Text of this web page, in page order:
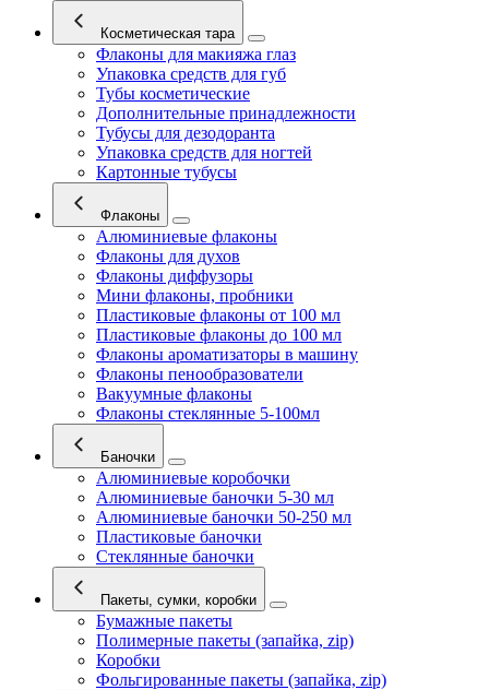
Косметическая тара
Флаконы для макияжа глаз
Упаковка средств для губ
Тубы косметические
Дополнительные принадлежности
Тубусы для дезодоранта
Упаковка средств для ногтей
Картонные тубусы
Флаконы
Алюминиевые флаконы
Флаконы для духов
Флаконы диффузоры
Мини флаконы, пробники
Пластиковые флаконы от 100 мл
Пластиковые флаконы до 100 мл
Флаконы ароматизаторы в машину
Флаконы пенообразователи
Вакуумные флаконы
Флаконы стеклянные 5-100мл
Баночки
Алюминиевые коробочки
Алюминиевые баночки 5-30 мл
Алюминиевые баночки 50-250 мл
Пластиковые баночки
Стеклянные баночки
Пакеты, сумки, коробки
Бумажные пакеты
Полимерные пакеты (запайка, zip)
Коробки
Фольгированные пакеты (запайка, zip)